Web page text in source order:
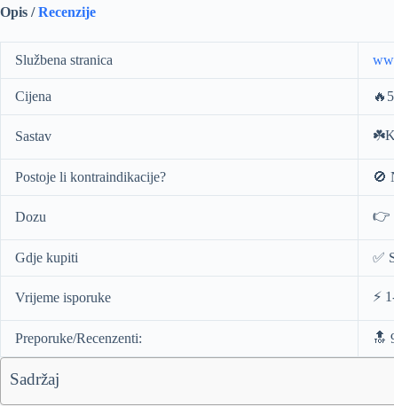
Opis /Recenzije
Službena stranica
Cijena
Sastav
Postoje li kontraindikacije? 🚫
Dozu 👉
Gdje kupiti ✅
Vrijeme isporuke ⚡️
Preporuke/Recenzenti: 🔝
Sadržaj